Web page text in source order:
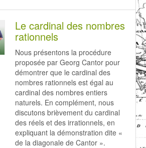
Le cardinal des nombres
rationnels
Nous présentons la procédure
proposée par Georg Cantor pour
démontrer que le cardinal des
nombres rationnels est égal au
cardinal des nombres entiers
naturels. En complément, nous
discutons brièvement du cardinal
des réels et des irrationnels, en
expliquant la démonstration dite «
de la diagonale de Cantor ».